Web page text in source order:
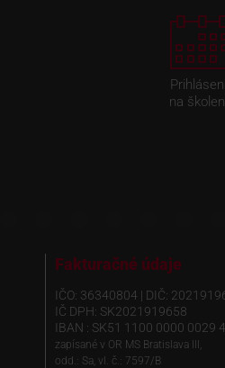
na
Fakturačné údaje
IČO: 36340804 | DIČ:
IČ DPH: SK2021919658
IBAN : SK51 1100 0000 0029
zapísané v OR MS Bratislava III,
odd.: Sa, vl. č.: 7597/B